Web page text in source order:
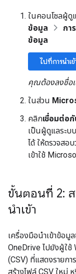
ในคอนโซลผู้ดู
ข้อมูล
กา
ข้อมูล
ไปที่การนำเ
คุณต้องลงชื่อเ
ในส่วน
คลิกเชื่อมต่อ
เป็นผู้ดูแลระบ
ได้ ให้ตรวจสอ
เข้าใช้
ขั้นตอนที่ 2: ส
นำเข้า
เครื่องมือนำเข้าข้อมู
OneDrive ไปยังผู้ใ
(CSV) ที่แสดงรายก
สร้างไฟล์ CSV ใหม่